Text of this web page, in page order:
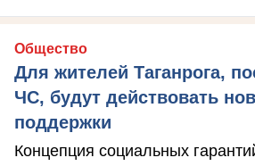
Общество
Для жителей Таганрога,
ЧС, будут действовать
поддержки
Концепция социальных